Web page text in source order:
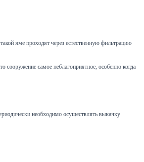
яме проходят через естественную фильтрацию
сооружение самое неблагоприятное, особенно когда
необходимо осуществлять выкачку